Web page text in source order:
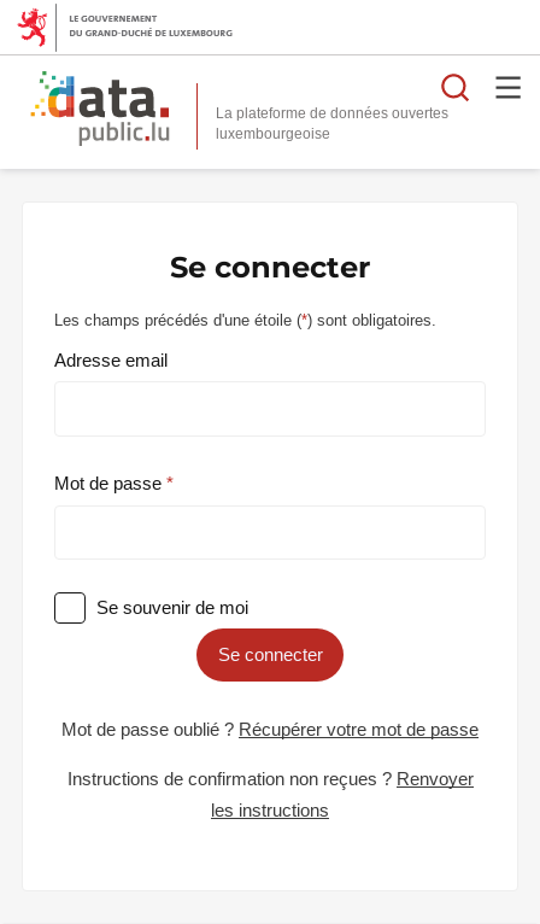
La plateforme de données ouvertes
Se connecter
Les champs précédés d'une étoile (*) sont obligatoires.
Adresse email
Mot de passe
Se souvenir de moi
Se connecter
Mot de passe oublié ? Récupérer votre mot de passe
Instructions de confirmation non reçues ? Renvoyer
les instructions